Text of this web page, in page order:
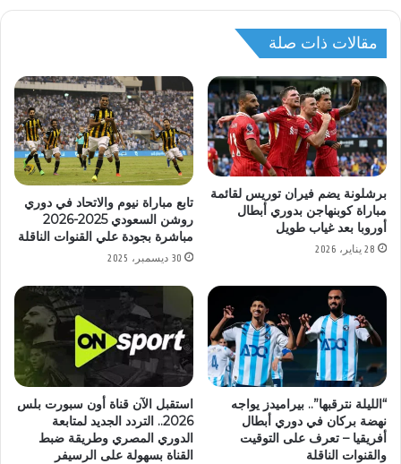
مقالات ذات صلة
برشلونة يضم فيران توريس لقائمة
مباراة كوبنهاجن بدوري أبطال
أوروبا بعد غياب طويل
28 يناير، 2026
تابع مباراة نيوم والاتحاد في دوري
روشن السعودي 2025-2026
مباشرة بجودة علي القنوات الناقلة
30 ديسمبر، 2025
“الليلة نترقبها”.. بيراميدز يواجه
نهضة بركان في دوري أبطال
أفريقيا – تعرف على التوقيت
والقنوات الناقلة
استقبل الآن قناة أون سبورت بلس
2026.. التردد الجديد لمتابعة
الدوري المصري وطريقة ضبط
القناة بسهولة على الرسيفر